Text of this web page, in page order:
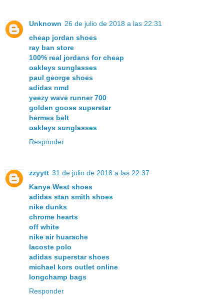
Unknown 26 de julio de 2018 a las 22:31
cheap jordan shoes
ray ban store
100% real jordans for cheap
oakleys sunglasses
paul george shoes
adidas nmd
yeezy wave runner 700
golden goose superstar
hermes belt
oakleys sunglasses
Responder
zzyytt 31 de julio de 2018 a las 22:37
Kanye West shoes
adidas stan smith shoes
nike dunks
chrome hearts
off white
nike air huarache
lacoste polo
adidas superstar shoes
michael kors outlet online
longchamp bags
Responder